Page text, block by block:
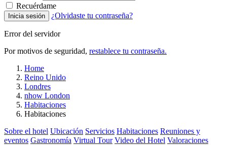
Recuérdame
Inicia sesión ¿Olvidaste tu contraseña?
Error del servidor
Por motivos de seguridad, restablece tu contraseña.
Home
Reino Unido
Londres
nhow London
Habitaciones
Habitaciones
Sobre el hotel Ubicación Servicios Habitaciones Reuniones y
eventos Gastronomía Virtual Tour Video del Hotel Valoraciones